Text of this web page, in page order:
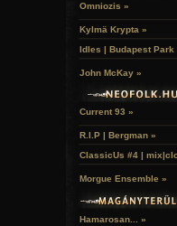
Omniozis »
Kylmä Krypta »
Idles | Budapest Park
John McKay »
Current 93 »
R.I.P | Bergman »
ClassicUs #4 |
Morgue Ensemble »
Hamarosan... »